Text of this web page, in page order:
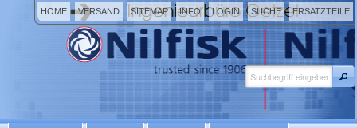
HOME VERSAND SITEMAP INFO LOGIN SUCHE ERSATZTEILE